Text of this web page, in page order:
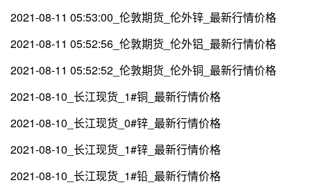
2021-08-11 05:53:00_伦敦期货_伦外锌_最新行情价格
2021-08-11 05:52:56_伦敦期货_伦外铝_最新行情价格
2021-08-11 05:52:52_伦敦期货_伦外铜_最新行情价格
2021-08-10_长江现货_1#铜_最新行情价格
2021-08-10_长江现货_0#锌_最新行情价格
2021-08-10_长江现货_1#锌_最新行情价格
2021-08-10_长江现货_1#铅_最新行情价格